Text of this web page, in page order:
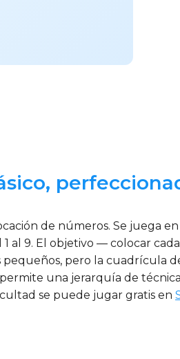
de números. Se juega
al 9. El objetivo — colocar
pero la cuadrícula
una jerarquía de
se puede jugar gratis en